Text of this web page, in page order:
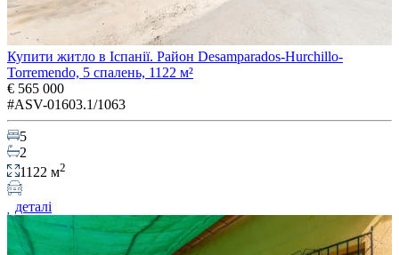
Купити житло в Іспанії. Район Desamparados-Hurchillo-
Torremendo, 5 спалень, 1122 м²
€ 565 000
#ASV-01603.1/1063
5
2
1122 м2
деталі